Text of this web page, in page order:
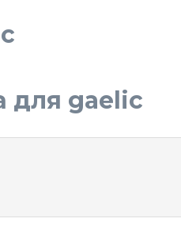
для gaelic